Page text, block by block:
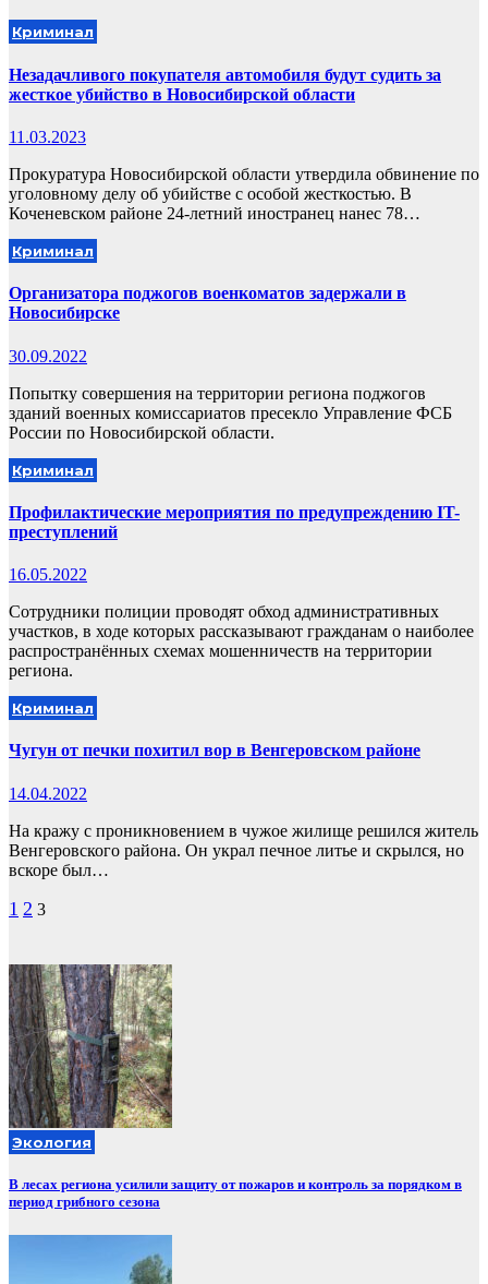
Криминал
Незадачливого покупателя автомобиля будут судить за
жесткое убийство в Новосибирской области
11.03.2023
Прокуратура Новосибирской области утвердила обвинение по
уголовному делу об убийстве с особой жесткостью. В
Коченевском районе 24-летний иностранец нанес 78…
Криминал
Организатора поджогов военкоматов задержали в
Новосибирске
30.09.2022
Попытку совершения на территории региона поджогов
зданий военных комиссариатов пресекло Управление ФСБ
России по Новосибирской области.
Криминал
Профилактические мероприятия по предупреждению IT-
преступлений
16.05.2022
Сотрудники полиции проводят обход административных
участков, в ходе которых рассказывают гражданам о наиболее
распространённых схемах мошенничеств на территории
региона.
Криминал
Чугун от печки похитил вор в Венгеровском районе
14.04.2022
На кражу с проникновением в чужое жилище решился житель
Венгеровского района. Он украл печное литье и скрылся, но
вскоре был…
Пагинация
1 2 3
Экология
В лесах региона усилили защиту от пожаров и контроль за порядком в
период грибного сезона